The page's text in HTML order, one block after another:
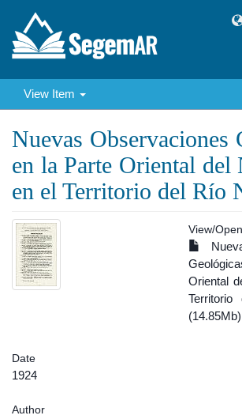
View Item
Nuevas Observaciones
en la Parte Oriental del
en el Territorio del Río
View/Open
Oriental
(14.85Mb)
Date
1924
Author